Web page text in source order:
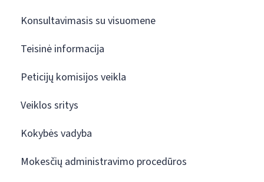
Konsultavimasis su visuomene
Teisinė informacija
Peticijų komisijos veikla
Veiklos sritys
Kokybės vadyba
Mokesčių administravimo procedūros